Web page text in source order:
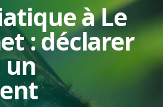
à Le
: déclarer
un